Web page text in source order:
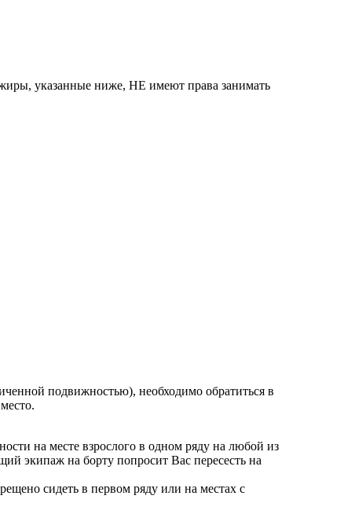
указанные ниже, НЕ имеют права занимать
подвижностью), необходимо обратиться в
на месте взрослого в одном ряду на любой из
экипаж на борту попросит Вас пересесть на
сидеть в первом ряду или на местах с